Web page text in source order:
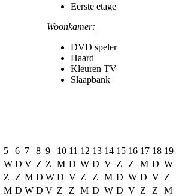
Eerste etage
Woonkamer:
DVD speler
Haard
Kleuren TV
Slaapbank
5 6 7 8 9 10 11 12 13 14 15 16 17 18 19
W D V Z Z M D W D V Z Z M D W
Z Z M D W D V Z Z M D W D V Z
M D W D V Z Z M D W D V Z Z
M